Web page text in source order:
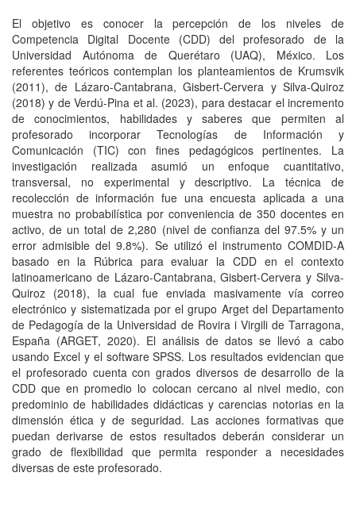
El objetivo es conocer la percepción de los niveles de
Competencia Digital Docente (CDD) del profesorado de la
Universidad Autónoma de Querétaro (UAQ), México. Los
referentes teóricos contemplan los planteamientos de Krumsvik
(2011), de Lázaro-Cantabrana, Gisbert-Cervera y Silva-Quiroz
(2018) y de Verdú-Pina et al. (2023), para destacar el incremento
de conocimientos, habilidades y saberes que permiten al
profesorado incorporar Tecnologías de Información y
Comunicación (TIC) con fines pedagógicos pertinentes. La
investigación realizada asumió un enfoque cuantitativo,
transversal, no experimental y descriptivo. La técnica de
recolección de información fue una encuesta aplicada a una
muestra no probabilística por conveniencia de 350 docentes en
activo, de un total de 2,280 (nivel de confianza del 97.5% y un
error admisible del 9.8%). Se utilizó el instrumento COMDID-A
basado en la Rúbrica para evaluar la CDD en el contexto
latinoamericano de Lázaro-Cantabrana, Gisbert-Cervera y Silva-
Quiroz (2018), la cual fue enviada masivamente vía correo
electrónico y sistematizada por el grupo Arget del Departamento
de Pedagogía de la Universidad de Rovira i Virgili de Tarragona,
España (ARGET, 2020). El análisis de datos se llevó a cabo
usando Excel y el software SPSS. Los resultados evidencian que
el profesorado cuenta con grados diversos de desarrollo de la
CDD que en promedio lo colocan cercano al nivel medio, con
predominio de habilidades didácticas y carencias notorias en la
dimensión ética y de seguridad. Las acciones formativas que
puedan derivarse de estos resultados deberán considerar un
grado de flexibilidad que permita responder a necesidades
diversas de este profesorado.